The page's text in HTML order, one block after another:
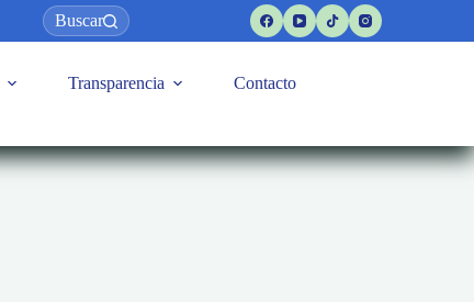
Buscar
Transparencia Contacto